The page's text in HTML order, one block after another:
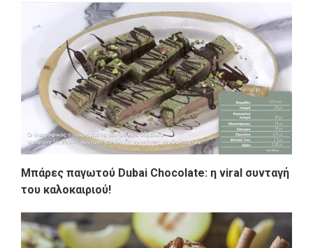
Μπάρες παγωτού Dubai Chocolate: η viral συνταγή
του καλοκαιριού!